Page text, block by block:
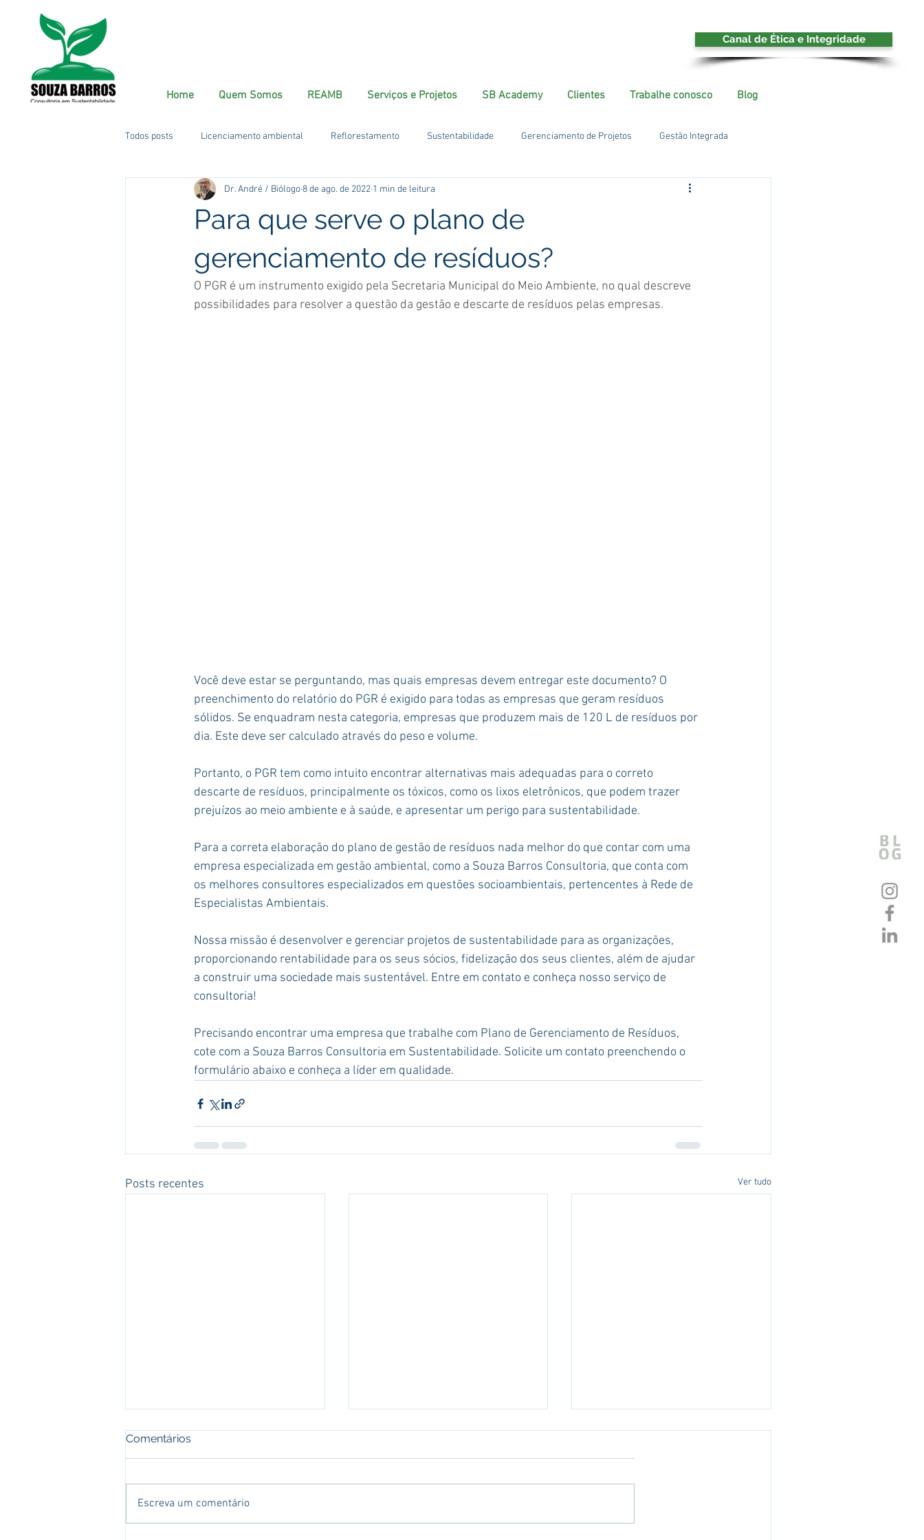
Canal de Ética e Integridade
Home Quem Somos REAMB Serviços e Projetos SB Academy Clientes Trabalhe conosco Blog
Todos posts Licenciamento ambiental Reflorestamento Sustentabilidade Gerenciamento de Projetos Gestão Integrada
Para que serve o plano de
gerenciamento de resíduos?
Dr. André / Biólogo 8 de ago. de 2022 1 min de leitura
O PGR é um instrumento exigido pela Secretaria Municipal do Meio Ambiente, no qual descreve
possibilidades para resolver a questão da gestão e descarte de resíduos pelas empresas.
Você deve estar se perguntando, mas quais empresas devem entregar este documento? O
preenchimento do relatório do PGR é exigido para todas as empresas que geram resíduos
sólidos. Se enquadram nesta categoria, empresas que produzem mais de 120 L de resíduos por
dia. Este deve ser calculado através do peso e volume.
Portanto, o PGR tem como intuito encontrar alternativas mais adequadas para o correto
descarte de resíduos, principalmente os tóxicos, como os lixos eletrônicos, que podem trazer
prejuízos ao meio ambiente e à saúde, e apresentar um perigo para sustentabilidade.
Para a correta elaboração do plano de gestão de resíduos nada melhor do que contar com uma
empresa especializada em gestão ambiental, como a Souza Barros Consultoria, que conta com
os melhores consultores especializados em questões socioambientais, pertencentes à Rede de
Especialistas Ambientais.
Nossa missão é desenvolver e gerenciar projetos de sustentabilidade para as organizações,
proporcionando rentabilidade para os seus sócios, fidelização dos seus clientes, além de ajudar
a construir uma sociedade mais sustentável. Entre em contato e conheça nosso serviço de
consultoria!
Precisando encontrar uma empresa que trabalhe com Plano de Gerenciamento de Resíduos,
cote com a Souza Barros Consultoria em Sustentabilidade. Solicite um contato preenchendo o
formulário abaixo e conheça a líder em qualidade.
Posts recentes Ver tudo
Comentários
Escreva um comentário